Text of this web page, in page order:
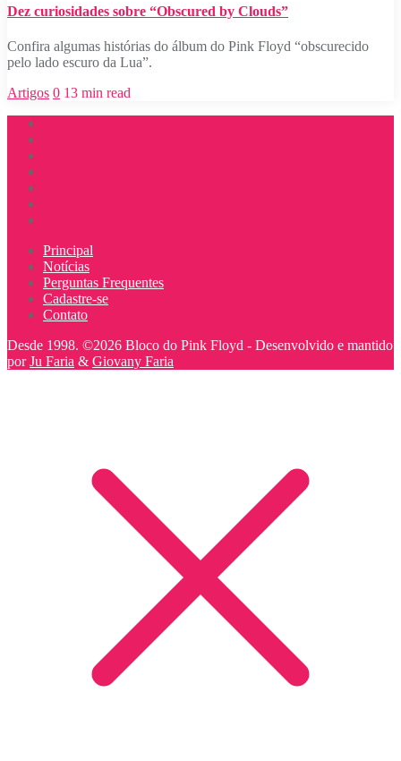
Dez curiosidades sobre “Obscured by Clouds”
Confira algumas histórias do álbum do Pink Floyd “obscurecido
pelo lado escuro da Lua”.
Artigos 0 13 min read
Principal
Notícias
Perguntas Frequentes
Cadastre-se
Contato
Desde 1998. ©2026 Bloco do Pink Floyd - Desenvolvido e mantido
porJu Faria & Giovany Faria